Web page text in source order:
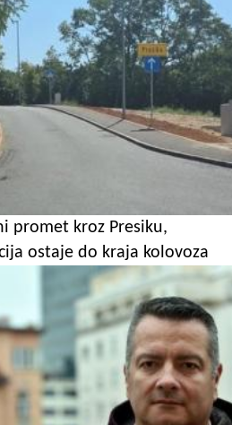
promet kroz Presiku,
ostaje do kraja kolovoza